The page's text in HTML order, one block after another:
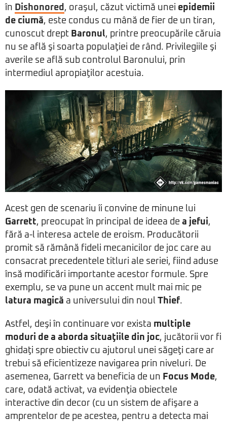
în Dishonored , oraşul, căzut victimă unei epidemii
de ciumă, este condus cu mână de fier de un tiran,
cunoscut drept Baronul, printre preocupările căruia
nu se află şi soarta populaţiei de rând. Privilegiile şi
averile se află sub controlul Baronului, prin
intermediul apropiaţilor acestuia.
Acest gen de scenariu îi convine de minune lui
Garrett, preocupat în principal de ideea de a jefui,
fără a-l interesa actele de eroism. Producătorii
promit să rămână fideli mecanicilor de joc care au
consacrat precedentele titluri ale seriei, fiind aduse
însă modificări importante acestor formule. Spre
exemplu, se va pune un accent mult mai mic pe
latura magică a universului din noul Thief.
Astfel, deşi în continuare vor exista multiple
moduri de a aborda situaţiile din joc, jucătorii vor fi
ghidaţi spre obiectiv cu ajutorul unei săgeţi care ar
trebui să eficientizeze navigarea prin niveluri. De
asemenea, Garrett va beneficia de un Focus Mode,
care, odată activat, va evidenţia obiectele
interactive din decor (cu un sistem de afişare a
amprentelor de pe acestea, pentru a detecta mai